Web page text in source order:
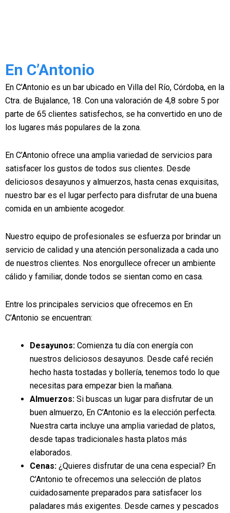
En C’Antonio
En C’Antonio es un bar ubicado en Villa del Río, Córdoba, en la
Ctra. de Bujalance, 18. Con una valoración de 4,8 sobre 5 por
parte de 65 clientes satisfechos, se ha convertido en uno de
los lugares más populares de la zona.
En C’Antonio ofrece una amplia variedad de servicios para
satisfacer los gustos de todos sus clientes. Desde
deliciosos desayunos y almuerzos, hasta cenas exquisitas,
nuestro bar es el lugar perfecto para disfrutar de una buena
comida en un ambiente acogedor.
Nuestro equipo de profesionales se esfuerza por brindar un
servicio de calidad y una atención personalizada a cada uno
de nuestros clientes. Nos enorgullece ofrecer un ambiente
cálido y familiar, donde todos se sientan como en casa.
Entre los principales servicios que ofrecemos en En
C’Antonio se encuentran:
Desayunos: Comienza tu día con energía con
nuestros deliciosos desayunos. Desde café recién
hecho hasta tostadas y bollería, tenemos todo lo que
necesitas para empezar bien la mañana.
Almuerzos: Si buscas un lugar para disfrutar de un
buen almuerzo, En C’Antonio es la elección perfecta.
Nuestra carta incluye una amplia variedad de platos,
desde tapas tradicionales hasta platos más
elaborados.
Cenas: ¿Quieres disfrutar de una cena especial? En
C’Antonio te ofrecemos una selección de platos
cuidadosamente preparados para satisfacer los
paladares más exigentes. Desde carnes y pescados